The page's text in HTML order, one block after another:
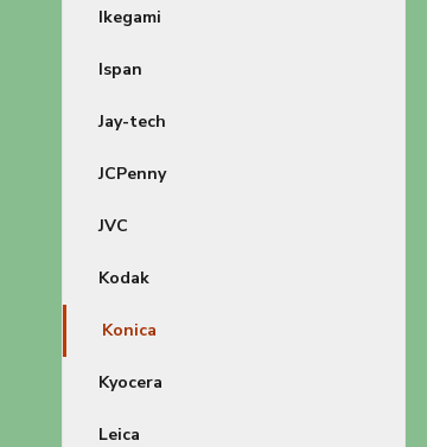
Ikegami
Ispan
Jay-tech
JCPenny
JVC
Kodak
Konica
Kyocera
Leica